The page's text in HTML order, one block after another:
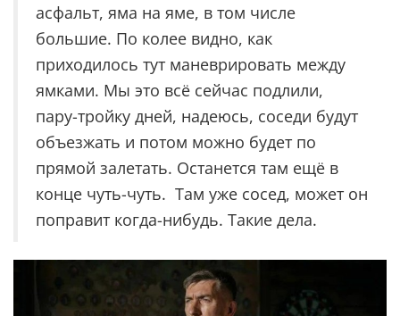
асфальт, яма на яме, в том числе
большие. По колее видно, как
приходилось тут маневрировать между
ямками. Мы это всё сейчас подлили,
пару-тройку дней, надеюсь, соседи будут
объезжать и потом можно будет по
прямой залетать. Останется там ещё в
конце чуть-чуть. Там уже сосед, может он
поправит когда-нибудь. Такие дела.